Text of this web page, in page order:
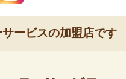
ービスの加盟店です